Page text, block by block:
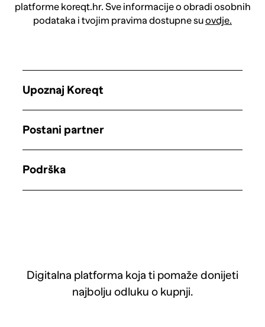
platforme koreqt.hr. Sve informacije o obradi osobnih
podataka i tvojim pravima dostupne suovdje.
Digitalna platforma koja ti pomaže donijeti
najbolju odluku o kupnji.
Upoznaj Koreqt
Postani partner
Podrška